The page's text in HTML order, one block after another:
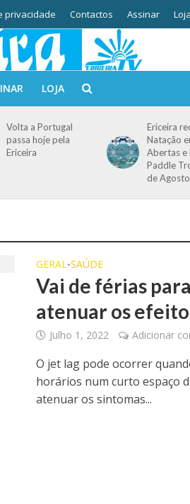
privacidade Contactos Assinar Loja
LOJA
Volta a Portugal
passa hoje pela
Ericeira
Ericeira
Natação
Abertas e
Paddle
de Agosto
GERAL•SAÚDE
Vai de férias
atenuar os
Julho 1, 2022 Adicionar
O jet lag pode ocorrer
horários num curto espaço
atenuar os sintomas...